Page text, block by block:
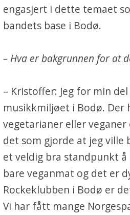
engasjert i dette temaet
bandets base i Bodø.
– Hva er bakgrunnen for at
– Kristoffer: Jeg for min
musikkmiljøet i Bodø.
vegetarianer eller
det som gjorde at jeg ville
et veldig bra standpunkt å
bare veganmat og det er
Rockeklubben i Bodø er
Vi har fått mange